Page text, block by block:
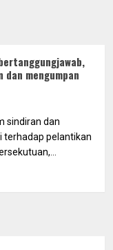
mengumpan
sindiran dan
terhadap pelantikan